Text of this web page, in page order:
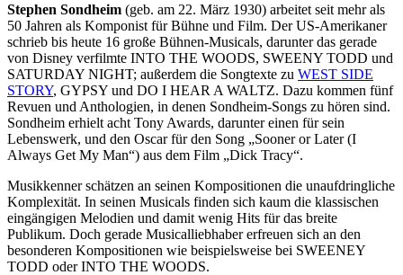
Stephen Sondheim (geb. am 22. März 1930) arbeitet seit mehr als
50 Jahren als Komponist für Bühne und Film. Der US-Amerikaner
schrieb bis heute 16 große Bühnen-Musicals, darunter das gerade
von Disney verfilmte INTO THE WOODS, SWEENY TODD und
SATURDAY NIGHT; außerdem die Songtexte zu WEST SIDE
STORY, GYPSY und DO I HEAR A WALTZ. Dazu kommen fünf
Revuen und Anthologien, in denen Sondheim-Songs zu hören sind.
Sondheim erhielt acht Tony Awards, darunter einen für sein
Lebenswerk, und den Oscar für den Song „Sooner or Later (I
Always Get My Man“) aus dem Film „Dick Tracy“.
Musikkenner schätzen an seinen Kompositionen die unaufdringliche
Komplexität. In seinen Musicals finden sich kaum die klassischen
eingängigen Melodien und damit wenig Hits für das breite
Publikum. Doch gerade Musicalliebhaber erfreuen sich an den
besonderen Kompositionen wie beispielsweise bei SWEENEY
TODD oder INTO THE WOODS.